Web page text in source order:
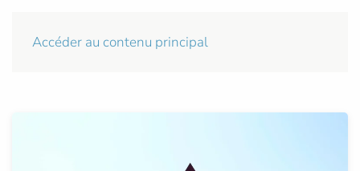
Accéder au contenu principal